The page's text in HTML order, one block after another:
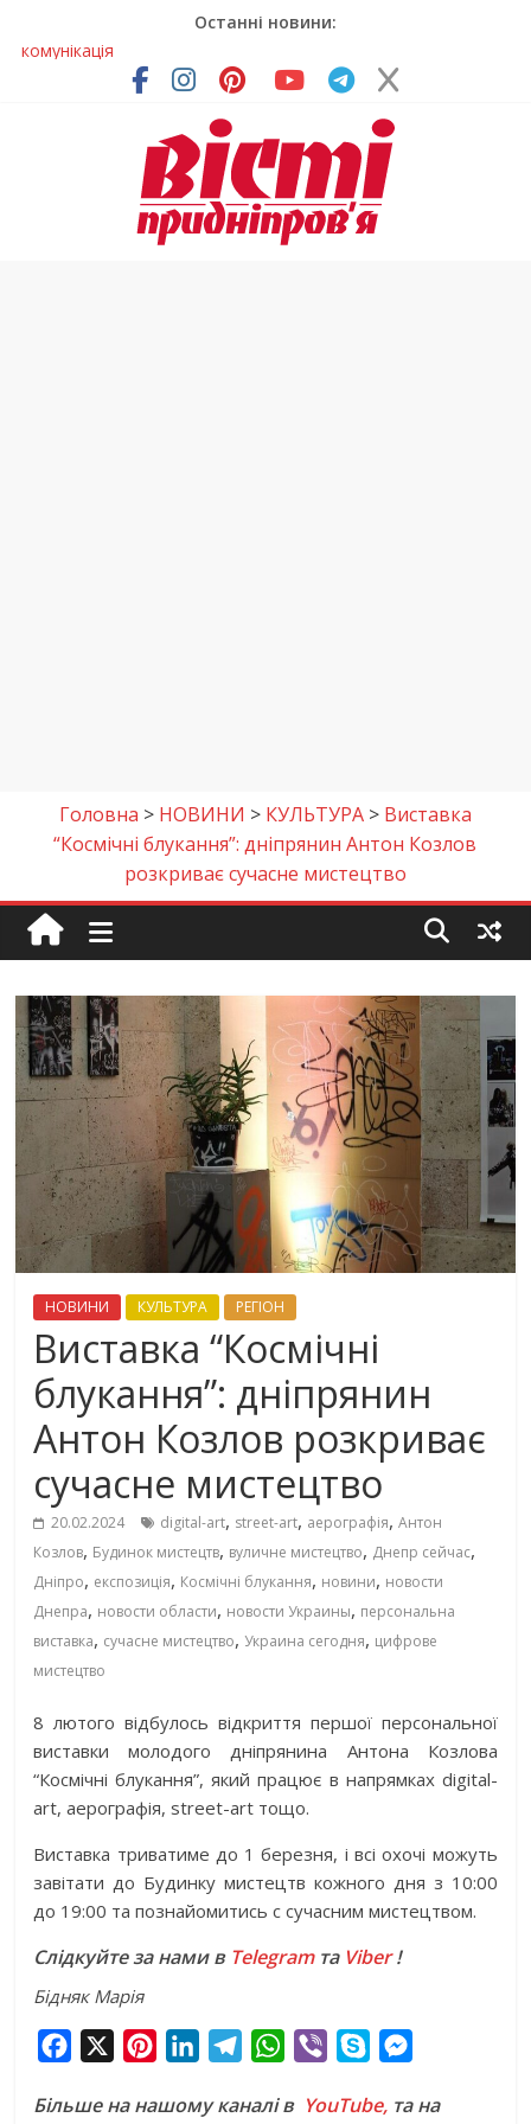
Останні новини:
Лікар – на екрані: Як працюють телемедичні центри на
Дніпропетровщині
У Дніпрі триває масштабна підготовка до опалювального
Пошуки тривають: на Дніпропетровщині досліджують місце
розташування легендарного монастиря (Фото)
Ветерани Дніпропетровщини отримують шанс на власне
Головна > НОВИНИ > КУЛЬТУРА> Виставка
“Космічні блукання”: дніпрянин Антон Козлов
розкриває сучасне мистецтво
НОВИНИ КУЛЬТУРА РЕГІОН
Виставка “Космічні
блукання”: дніпрянин
Антон Козлов розкриває
сучасне мистецтво
20.02.2024 digital-art, street-art, аерографія,Антон
Козлов, Будинок мистецтв, вуличне мистецтво, Днепр сейчас,
Дніпро, експозиція, Космічні блукання, новини, новости
Днепра, новости области, новости Украины, персональна
виставка, сучасне мистецтво, Украина сегодня, цифрове
мистецтво
8 лютого відбулось відкриття першої персональної
виставки молодого дніпрянина Антона Козлова
“Космічні блукання”, який працює в напрямках digital-
art, аерографія, street-art тощо.
Виставка триватиме до 1 березня, і всі охочі можуть
завітати до Будинку мистецтв кожного дня з 10:00
до 19:00 та познайомитись с сучасним мистецтвом.
Слідкуйте за нами в Telegramта Viber!
Бідняк Марія
c
n
n
l
W
a
b
y
s
Більше на нашому каналі в YouTube, та на